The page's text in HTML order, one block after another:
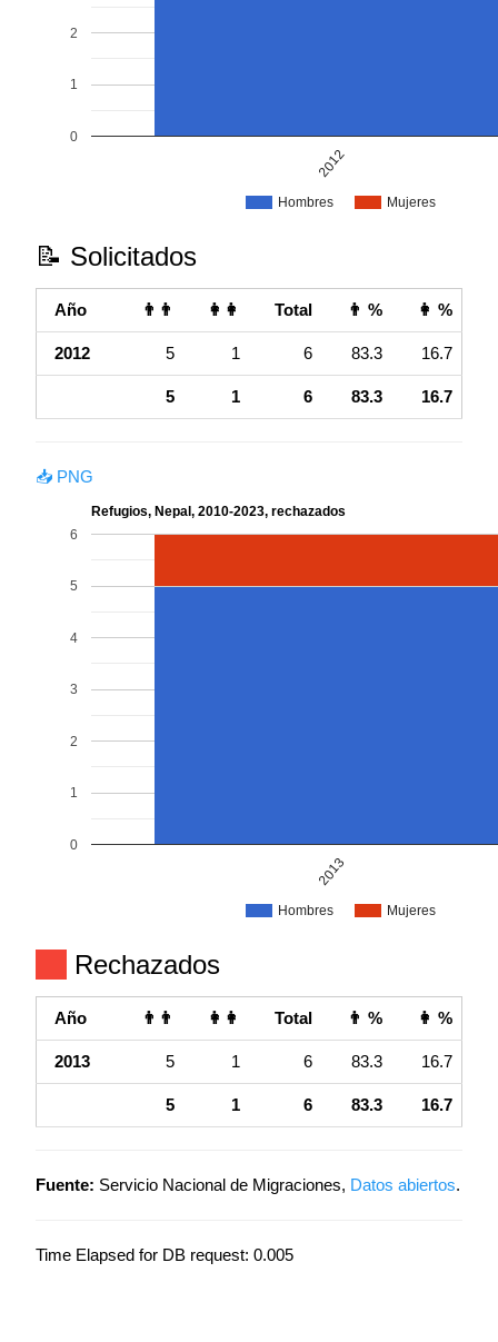
Hombres Mujeres
2012
0
1
2
📝 Solicitados
Año 👨👨 👩👩 Total 👨 % 👩 %
2012 5 1 6 83.3 16.7
5 1 6 83.3 16.7
📥 PNG
Refugios, Nepal, 2010-2023, rechazados
Hombres Mujeres
2013
0
1
2
3
4
5
6
Rechazados
Año 👨👨 👩👩 Total 👨 % 👩 %
2013 5 1 6 83.3 16.7
5 1 6 83.3 16.7
Fuente: Servicio Nacional de Migraciones, Datos abiertos.
Time Elapsed for DB request: 0.005